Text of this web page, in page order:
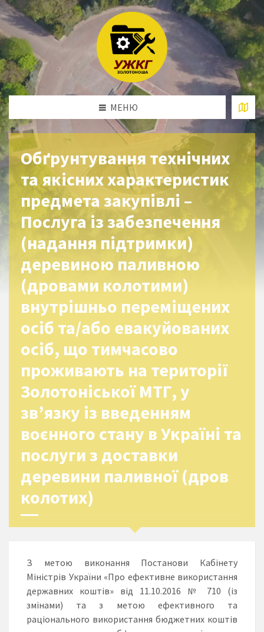
МЕНЮ
Обґрунтування технічних
та якісних характеристик
предмета закупівлі –
Послуга із забезпечення
(надання підтримки)
деревиною паливною
(дровами колотими)
внутрішньо переміщених
осіб та/або евакуйованих
осіб, що тимчасово
проживають на території
Золотоніської МТГ, у
зв’язку із введенням
воєнного стану в Україні та
послуги з доставки
деревини паливної (дров
колотих)
З метою виконання Постанови Кабінету
Міністрів України «Про ефективне використання
державних коштів» від 11.10.2016 № 710 (із
змінами) та з метою ефективного та
раціонального використання бюджетних коштів